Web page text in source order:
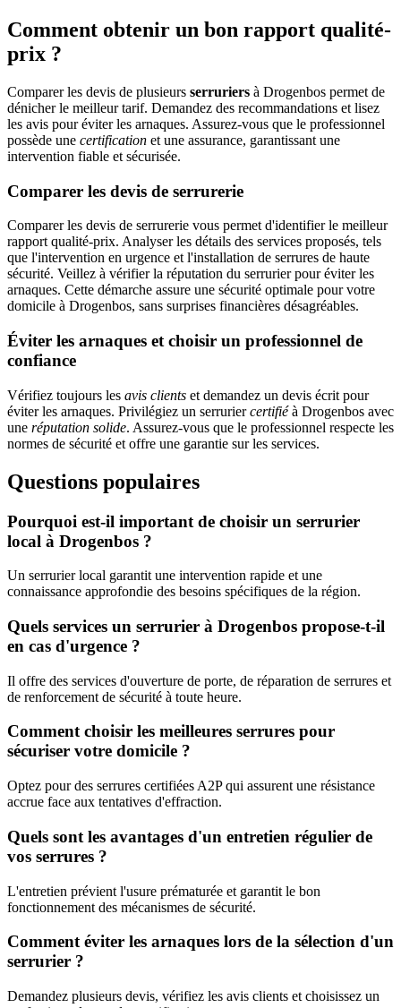
Comment obtenir un bon rapport qualité-
prix ?
Comparer les devis de plusieurs serruriers à Drogenbos permet de
dénicher le meilleur tarif. Demandez des recommandations et lisez
les avis pour éviter les arnaques. Assurez-vous que le professionnel
possède une certification et une assurance, garantissant une
intervention fiable et sécurisée.
Comparer les devis de serrurerie
Comparer les devis de serrurerie vous permet d'identifier le meilleur
rapport qualité-prix. Analyser les détails des services proposés, tels
que l'intervention en urgence et l'installation de serrures de haute
sécurité. Veillez à vérifier la réputation du serrurier pour éviter les
arnaques. Cette démarche assure une sécurité optimale pour votre
domicile à Drogenbos, sans surprises financières désagréables.
Éviter les arnaques et choisir un professionnel de
confiance
Vérifiez toujours les avis clients et demandez un devis écrit pour
éviter les arnaques. Privilégiez un serruriercertifiéà Drogenbos avec
une réputation solide. Assurez-vous que le professionnel respecte les
normes de sécurité et offre une garantie sur les services.
Questions populaires
Pourquoi est-il important de choisir un serrurier
local à Drogenbos ?
Un serrurier local garantit une intervention rapide et une
connaissance approfondie des besoins spécifiques de la région.
Quels services un serrurier à Drogenbos propose-t-il
en cas d'urgence ?
Il offre des services d'ouverture de porte, de réparation de serrures et
de renforcement de sécurité à toute heure.
Comment choisir les meilleures serrures pour
sécuriser votre domicile ?
Optez pour des serrures certifiées A2P qui assurent une résistance
accrue face aux tentatives d'effraction.
Quels sont les avantages d'un entretien régulier de
vos serrures ?
L'entretien prévient l'usure prématurée et garantit le bon
fonctionnement des mécanismes de sécurité.
Comment éviter les arnaques lors de la sélection d'un
serrurier ?
Demandez plusieurs devis, vérifiez les avis clients et choisissez un